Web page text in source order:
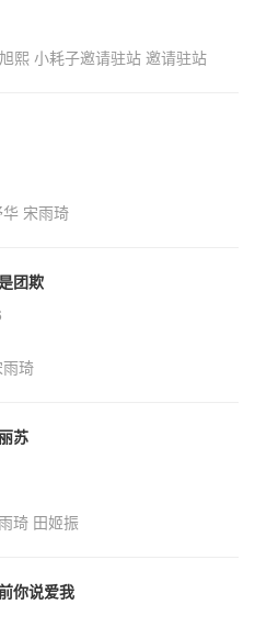
熙 小耗子邀请驻站 邀请驻站
宋雨琦
团欺
雨琦
苏
琦 田姬振
你说爱我